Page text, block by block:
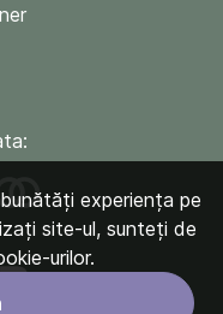
experiența pe
site-ul, sunteți de
urilor.